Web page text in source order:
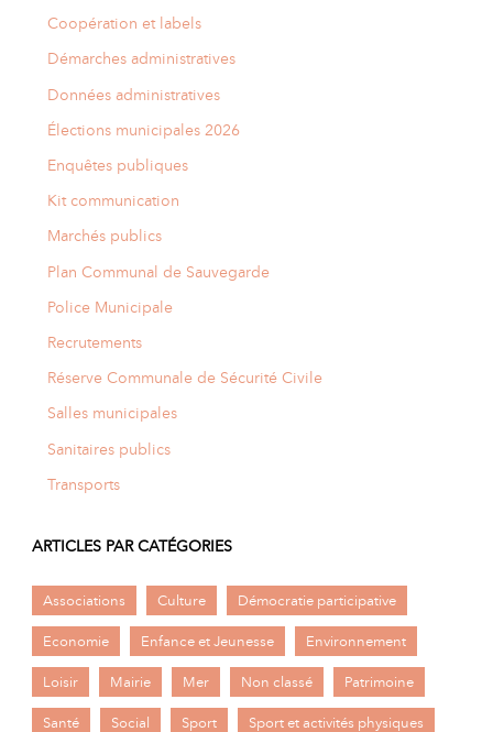
Coopération et labels
Démarches administratives
Données administratives
Élections municipales 2026
Enquêtes publiques
Kit communication
Marchés publics
Plan Communal de Sauvegarde
Police Municipale
Recrutements
Réserve Communale de Sécurité Civile
Salles municipales
Sanitaires publics
Transports
ARTICLES PAR CATÉGORIES
Associations Culture Démocratie participative
Economie Enfance et Jeunesse Environnement
Loisir Mairie Mer Non classé Patrimoine
Santé Social Sport Sport et activités physiques